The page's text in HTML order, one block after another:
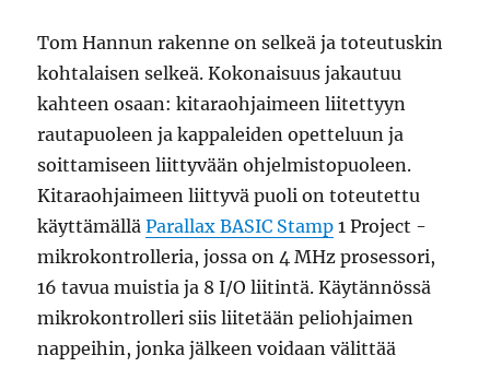
Tom Hannun rakenne on selkeä ja toteutuskin
kohtalaisen selkeä. Kokonaisuus jakautuu
kahteen osaan: kitaraohjaimeen liitettyyn
rautapuoleen ja kappaleiden opetteluun ja
soittamiseen liittyvään ohjelmistopuoleen.
Kitaraohjaimeen liittyvä puoli on toteutettu
käyttämälläParallax BASIC Stamp 1 Project -
mikrokontrolleria, jossa on 4 MHz prosessori,
16 tavua muistia ja 8 I/O liitintä. Käytännössä
mikrokontrolleri siis liitetään peliohjaimen
nappeihin, jonka jälkeen voidaan välittää